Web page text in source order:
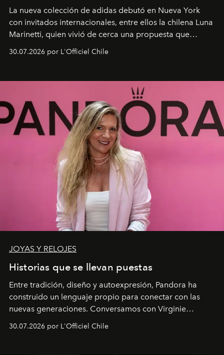
La nueva colección de adidas debutó en Nueva York
con invitados internacionales, entre ellos la chilena Luna
Marinetti, quien vivió de cerca una propuesta que
fusiona moda y rendimiento.
30.07.2026 por L'Officiel Chile
JOYAS Y RELOJES
Historias que se llevan puestas
Entre tradición, diseño y autoexpresión, Pandora ha
construido un lenguaje propio para conectar con las
nuevas generaciones. Conversamos con Virginie
Dubray, la responsable de marketing para
Latinoamérica, sobre identidad, cultura y el valor
30.07.2026 por L'Officiel Chile